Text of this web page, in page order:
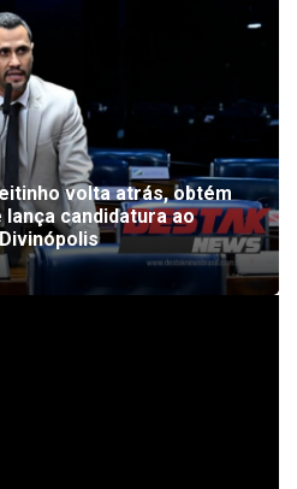
volta atrás, obtém
lança candidatura ao